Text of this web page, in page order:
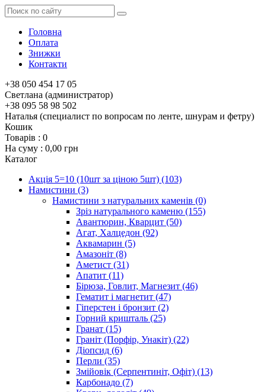
Головна
Оплата
Знижки
Контакти
+38 050 454 17 05
Светлана (администратор)
+38 095 58 98 502
Наталья (специалист по вопросам по ленте, шнурам и фетру)
Кошик
Товарів : 0
На суму : 0,00 грн
Каталог
Акція 5=10 (10шт за ціною 5шт) (103)
Намистини (3)
Намистини з натуральних каменів (0)
Зріз натурального каменю (155)
Авантюрин, Кварцит (50)
Агат, Халцедон (92)
Аквамарин (5)
Амазоніт (8)
Аметист (31)
Апатит (11)
Бірюза, Говлит, Магнезит (46)
Гематит і магнетит (47)
Гіперстен і бронзит (2)
Горний кришталь (25)
Гранат (15)
Граніт (Порфір, Унакіт) (22)
Діопсид (6)
Перли (35)
Змійовік (Серпентиніт, Офіт) (13)
Карбонадо (7)